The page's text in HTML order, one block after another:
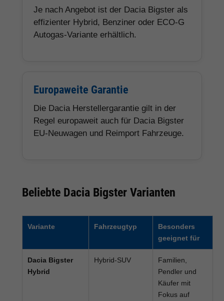
Je nach Angebot ist der Dacia Bigster als
effizienter Hybrid, Benziner oder ECO-G
Autogas-Variante erhältlich.
Europaweite Garantie
Die Dacia Herstellergarantie gilt in der
Regel europaweit auch für Dacia Bigster
EU-Neuwagen und Reimport Fahrzeuge.
Beliebte Dacia Bigster Varianten
Variante Fahrzeugtyp
Besonders
geeignet für
Dacia Bigster
Hybrid
Hybrid-SUV
Familien,
Pendler und
Käufer mit
Fokus auf